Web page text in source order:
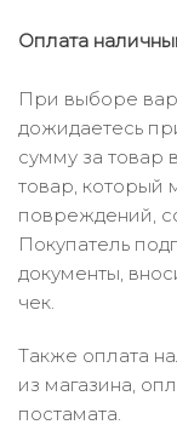
Оплата
При выборе
дожидаетесь
сумму за товар
товар, который
повреждений,
Покупатель
документы,
чек.
Также оплата
из магазина,
постамата.